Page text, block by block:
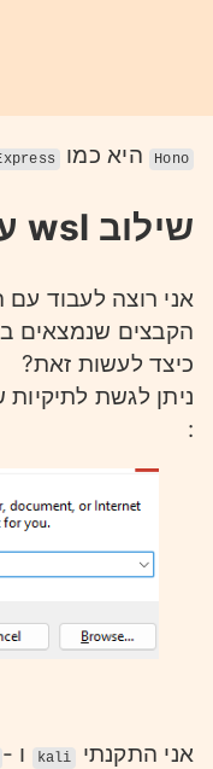
Hono היא כמו
שילוב wsl עם ווינדוס
אני רוצה לעבוד עם
הקבצים שנמצאים
כיצד לעשות זאת?
ניתן לגשת
:
אני התקנתי kali ו -